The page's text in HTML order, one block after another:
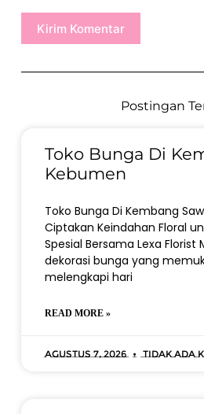
Kirim Komentar
Postingan
Toko Bunga Di
Kebumen
Toko Bunga Di Kembang
Ciptakan Keindahan Floral
Spesial Bersama Lexa
dekorasi bunga yang
melengkapi hari
READ MORE »
Agustus 7, 2026 Tidak ada